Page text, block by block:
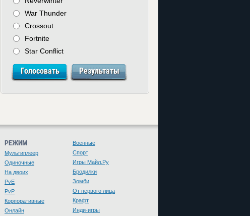
War Thunder
Crossout
Fortnite
Star Conflict
РЕЖИМ
Мультиплеер
Одиночные
На двоих
PvE
PvP
Корпоративные
Онлайн
Военные
Спорт
Игры Майл.Ру
Бродилки
Зомби
От первого лица
Крафт
Инди-игры